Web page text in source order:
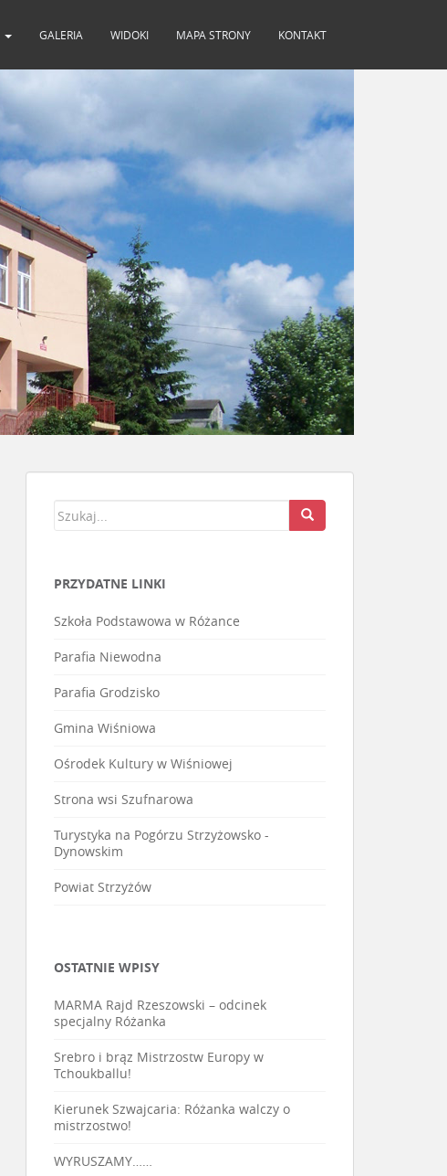
GALERIA WIDOKI MAPA STRONY KONTAKT
PRZYDATNE LINKI
Szkoła Podstawowa w Różance
Parafia Niewodna
Parafia Grodzisko
Gmina Wiśniowa
Ośrodek Kultury w Wiśniowej
Strona wsi Szufnarowa
Turystyka na Pogórzu Strzyżowsko -
Dynowskim
Powiat Strzyżów
OSTATNIE WPISY
MARMA Rajd Rzeszowski – odcinek
specjalny Różanka
Srebro i brąz Mistrzostw Europy w
Tchoukballu!
Kierunek Szwajcaria: Różanka walczy o
mistrzostwo!
WYRUSZAMY……